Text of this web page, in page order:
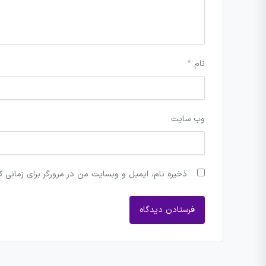
نام *
وب‌ سایت
ذخیره نام، ایمیل و وبسایت من در مرورگر برای